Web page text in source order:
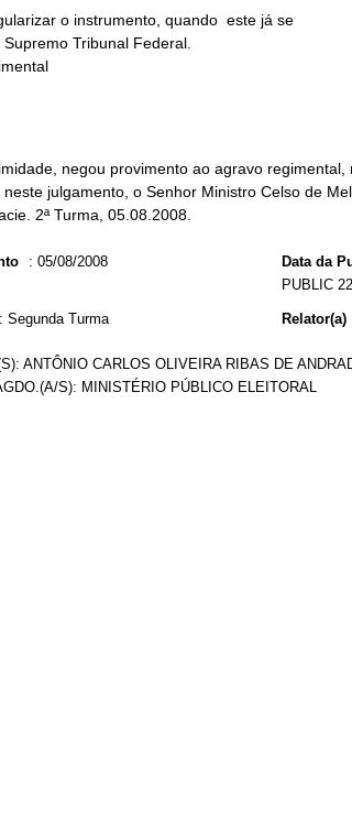
negou provimento ao agravo
julgamento, o Senhor Ministro Celso de
2ª Turma, 05.08.2008.
: 05/08/2008 Data da
PUBLIC
: Segunda Turma Relator(a)
ANTÔNIO CARLOS OLIVEIRA RIBAS DE
S): MINISTÉRIO PÚBLICO ELEITORAL